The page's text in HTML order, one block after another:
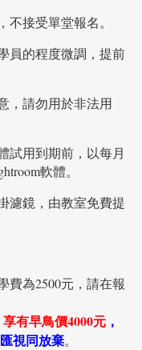
接受單堂報名。
員的程度微調，提前
，請勿用於非法用
試用到期前，以每月
軟體。
濾鏡，由教室免費提
費為2500元，請在報
有早鳥價4000元 ，
視同放棄。